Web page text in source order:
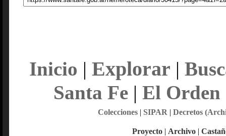
Inicio | Explorar |
Santa Fe| El Orden
Colecciones| SIPAR | Decretos
Proyecto | Archivo |